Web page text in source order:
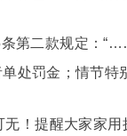
第二款规定：
处罚金；情节特
无！提醒大家家